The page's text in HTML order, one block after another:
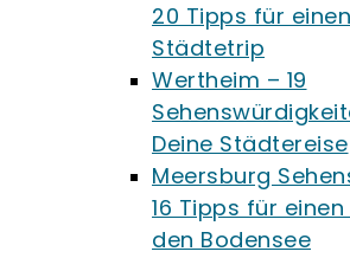
20 Tipps für
Städtetrip
Wertheim – 19
Deine Städtereise
Meersburg
16 Tipps für
den Bodensee